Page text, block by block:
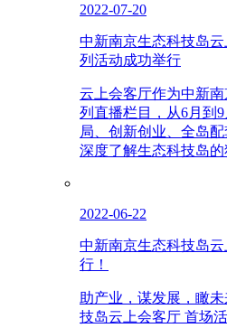
2022-07-20
中新南京生态科技岛
列活动成功举行
云上会客厅作为中新
列直播栏目，从6月到
局、创新创业、全岛
深度了解生态科技岛的
2022-06-22
中新南京生态科技岛
行！
助产业，谋发展，瞰
技岛云上会客厅 首场